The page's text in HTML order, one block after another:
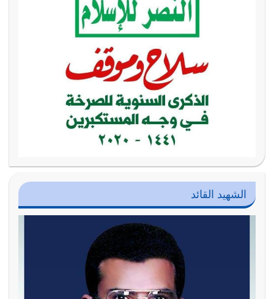
الشهيد القائد